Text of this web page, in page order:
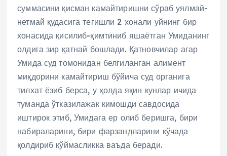
суммасини қисман камайтиришни сўраб уялмай-
нетмай қудасига тегишли 2 хонали уйнинг бир
хонасида қисилиб-қимтиниб яшаётган Умиданинг
олдига зир қатнай бошлади. Қатновчилар агар
Умида суд томонидан белгиланган алимент
миқдорини камайтириш бўйича суд органига
тилхат ёзиб берса, у ҳолда яқин кунлар ичида
туманда ўтказилажак кимошди савдосида
иштирок этиб, Умидага ер олиб беришга, бири
набираларини, бири фарзандларини кўчада
қолдириб қўймасликка ваъда беради.